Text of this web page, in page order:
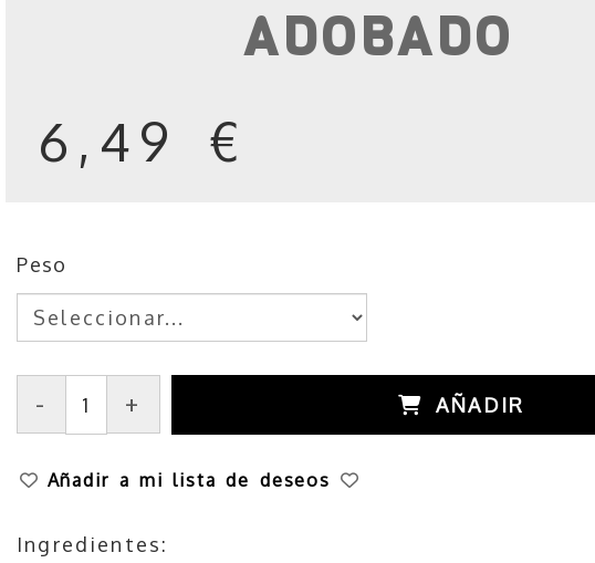
ADOBADO
6,49 €
Peso
- + AÑADIR
Añadir a mi lista de deseos
Ingredientes: